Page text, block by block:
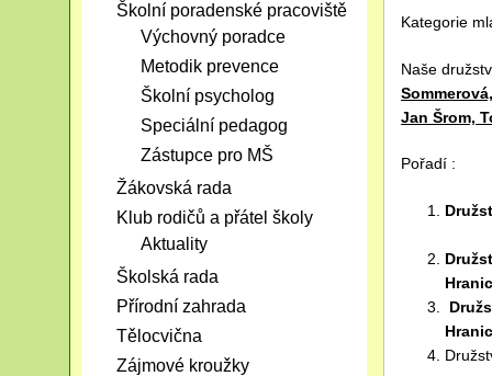
Kategorie
Naše
Jan Šrom,
Pořadí :
Školní poradenské pracoviště
Výchovný poradce
Metodik prevence
Školní psycholog
Speciální pedagog
Zástupce pro MŠ
Žákovská rada
Klub rodičů a přátel školy
Aktuality
Školská rada
Přírodní zahrada
Tělocvična
Zájmové kroužky